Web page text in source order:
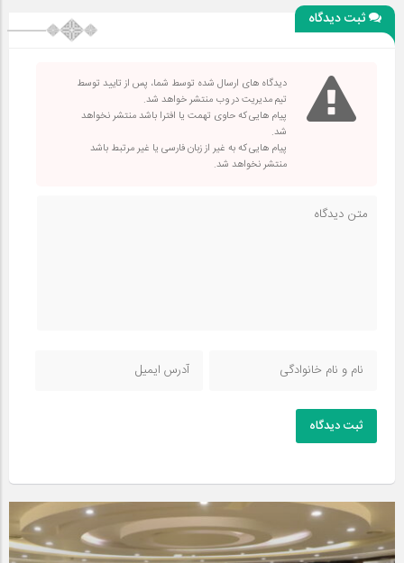
ثبت دیدگاه
دیدگاه های ارسال شده توسط شما، پس از تایید توسط
تیم مدیریت در وب منتشر خواهد شد.
پیام هایی که حاوی تهمت یا افترا باشد منتشر نخواهد
شد.
پیام هایی که به غیر از زبان فارسی یا غیر مرتبط باشد
منتشر نخواهد شد.
ثبت دیدگاه